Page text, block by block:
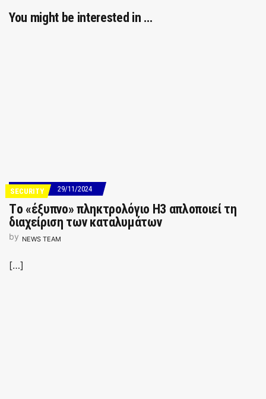
You might be interested in …
SECURITY 29/11/2024
Tο «έξυπνο» πληκτρολόγιο H3 απλοποιεί τη
διαχείριση των καταλυμάτων
by NEWS TEAM
[…]